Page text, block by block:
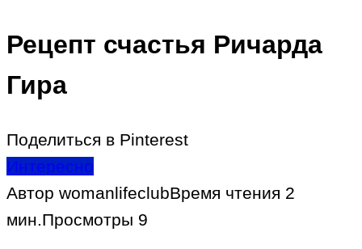
Рецепт счастья Ричарда
Гира
Поделиться в Pinterest
Интересно
Автор womanlifeclubВремя чтения 2
мин.Просмотры 9